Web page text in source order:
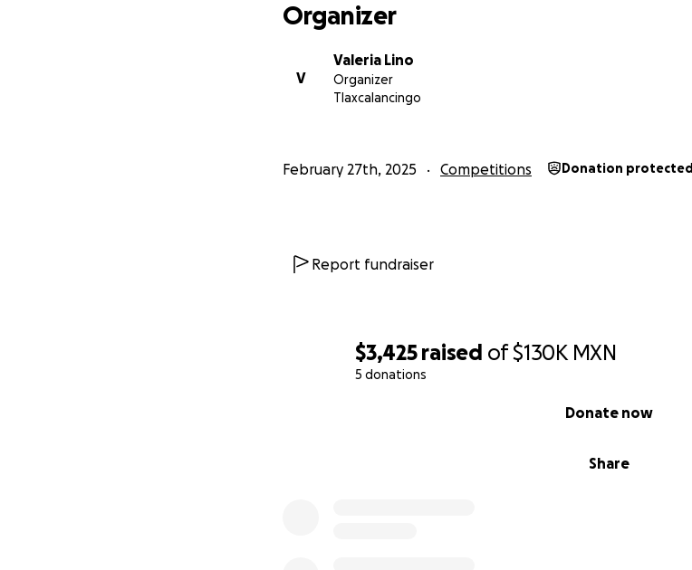
$3,425 raised of$130K MXN
5 donations
Share
Donate now
Organizer
V
Valeria Lino
Organizer
Tlaxcalancingo
February 27th, 2025 Competitions Donation protected
Report fundraiser